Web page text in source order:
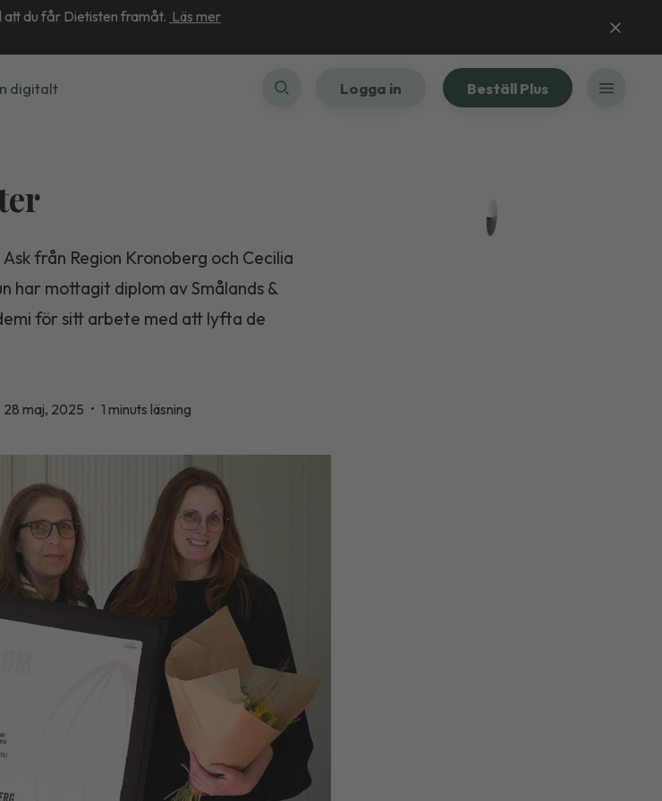
att du får Dietisten framåt. Läs mer
digitalt Logga in Beställ Plus
från Region Kronoberg och Cecilia
har mottagit diplom av Smålands &
för sitt arbete med att lyfta de
maj, 2025 • 1 minuts läsning